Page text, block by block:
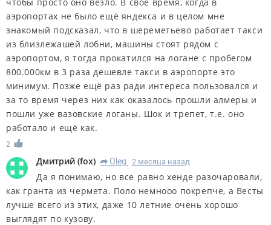
аэропортах не было ещё яндекса и в целом мне
знакомый подсказал, что в шереметьево работает такси
из близлежашей лобни, машины стоят рядом с
аэропортом, я тогда прокатился на логане с пробегом
800.000км в 3 раза дешевле такси в аэропорте это
минимум. Позже ещё раз ради интереса пользовался и
за то время через них как оказалось прошли алмеры и
пошли уже вазовские логаны. Шок и трепет, т.е. оно
работало и ещё как.
2
Дмитрий (fox) R Oleg 2 месяца назад
Да я понимаю, но все равно хенде разочаровали,
как гранта из чермета. Поло немнооо покрепче, а Весты
лучше всего из этих, даже 10 летние очень хорошо
выглядят по кузову.